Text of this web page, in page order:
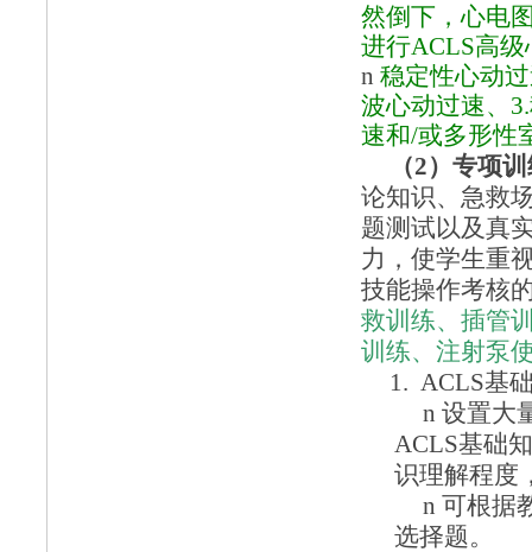
然倒下，心电
进行ACLS高级
n 稳定性心动
波心动过速、 3.
速和/或多形性
（2） 专项
论知识、急救
题测试以及真
力，使学生重
技能操作考核
救训练、插管
训练、注射泵
1. ACLS基
n 设置大
ACLS基础
识理解程度
n 可根据
选择题。